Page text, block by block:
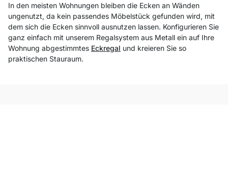
In den meisten Wohnungen bleiben die Ecken an Wänden
ungenutzt, da kein passendes Möbelstück gefunden wird, mit
dem sich die Ecken sinnvoll ausnutzen lassen. Konfigurieren Sie
ganz einfach mit unserem Regalsystem aus Metall ein auf Ihre
Wohnung abgestimmtes Eckregal und kreieren Sie so
praktischen Stauraum.